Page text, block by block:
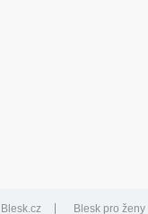
Blesk.cz Blesk pro ženy